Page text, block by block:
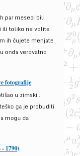
par meseci bili
ili toliko ne volite
ih čujete menjate
onda verovatno
fotografije
u zimski...
ga je probuditi
mogu da
1790)